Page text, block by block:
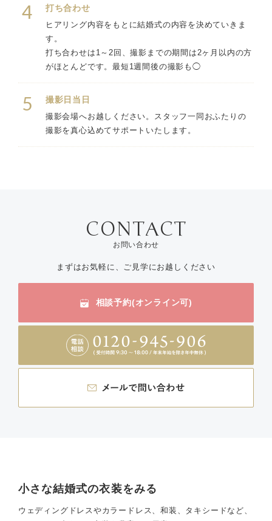
4 打ち合わせ
ヒアリング内容をもとに結婚式の内容を決めていきま
す。
打ち合わせは1～2回、撮影までの期間は2ヶ月以内の方
がほとんどです。最短1週間後の撮影も◯
5 撮影日当日
撮影会場へお越しください。スタッフ一同おふたりの
撮影を真心込めてサポートいたします。
お問い合わせ
まずはお気軽に、ご見学にお越しください
相談予約(オンライン可)
小さな結婚式の衣装をみる
ウェディングドレスやカラードレス、和装、タキシードなど、